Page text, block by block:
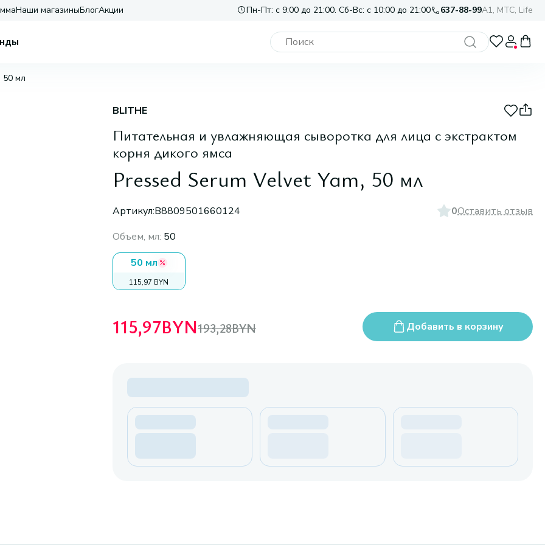
Наши магазиныБлогАкции Пн-Пт: с 9:00 до 21:00. Сб-Вс: с 10:00 до 21:00 637-88-99A1, МТС, Life
50 мл
BLITHE
Питательная и увлажняющая сыворотка для лица с экстрактом
корня дикого ямса
Pressed Serum Velvet Yam, 50 мл
Артикул:B8809501660124 0Оставить отзыв
Объем, мл: 50
50 мл
115,97 BYN
115,97BYN193,28BYN Добавить в корзину